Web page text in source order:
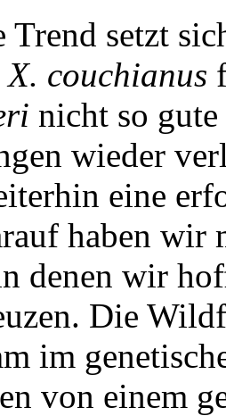
Trend setzt
X. couchianus
nicht so
wieder
eine
haben wir
denen wir
Die
im
von einem